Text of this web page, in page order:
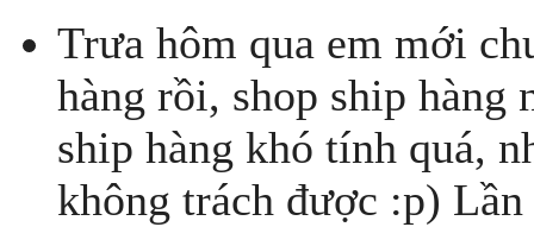
Trưa hôm qua em mới
hàng rồi, shop ship
ship hàng khó tính quá,
không trách được :p)